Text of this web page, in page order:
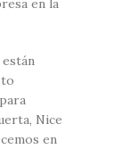
Nice
en